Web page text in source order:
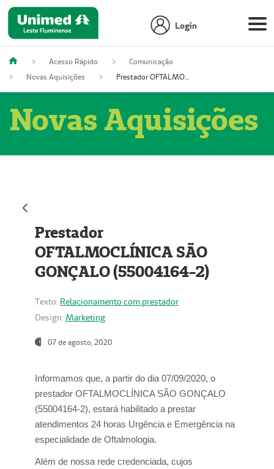
Login
Acesso Rápido
Comunicação
Novas Aquisições
Prestador OFTALMOCLÍNICA SÃO GONÇALO (55004164-2)
Novas Aquisições
Prestador
OFTALMOCLÍNICA SÃO
GONÇALO (55004164-2)
Texto: Relacionamento com prestador
Design: Marketing
07 de agosto, 2020
Informamos que, a partir do dia07/09/2020, o
prestador OFTALMOCLÍNICA SÃO GONÇALO
(55004164-2), estará habilitado a prestar
atendimentos 24 horas Urgência e Emergência na
especialidade de Oftalmologia.
Além de nossa rede credenciada, cujos